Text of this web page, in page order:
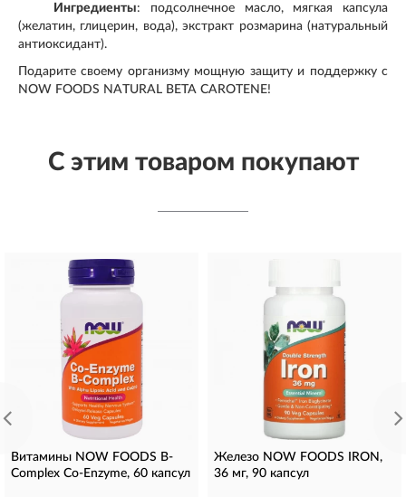
Ингредиенты: подсолнечное масло, мягкая капсула
(желатин, глицерин, вода), экстракт розмарина (натуральный
антиоксидант).
Подарите своему организму мощную защиту и поддержку с
NOW FOODS NATURAL BETA CAROTENE!
С этим товаром покупают
Витамины NOW FOODS B-
Complex Co-Enzyme, 60 капсул
Железо NOW FOODS IRON,
36 мг, 90 капсул